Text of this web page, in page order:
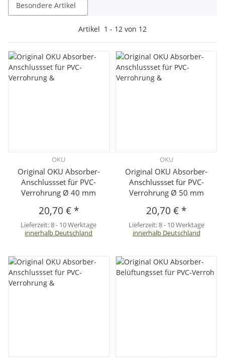
Besondere Artikel
Artikel 1 - 12 von 12
OKU
Original OKU Absorber-
Anschlussset für PVC-
Verrohrung Ø 40 mm
20,70 € *
Lieferzeit:8 - 10 Werktage
innerhalb Deutschland
OKU
Original OKU Absorber-
Anschlussset für PVC-
Verrohrung Ø 50 mm
20,70 € *
Lieferzeit:8 - 10 Werktage
innerhalb Deutschland